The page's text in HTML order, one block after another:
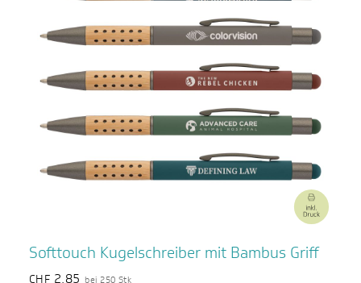
Softtouch Kugelschreiber mit Bambus Griff
CHF 2.85